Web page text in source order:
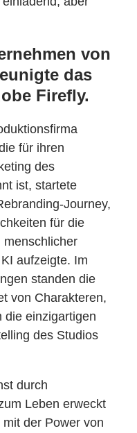
von
das
Firefly.
für ihren
des
ist, startete
Journey,
für die
menschlicher
aufzeigte. Im
standen die
von Charakteren,
die einzigartigen
des Studios
durch
Leben erweckt
der Power von